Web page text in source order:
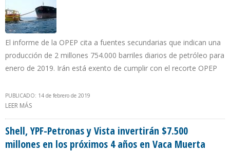
El informe de la OPEP cita a fuentes secundarias que indican una
producción de 2 millones 754.000 barriles diarios de petróleo para
enero de 2019. Irán está exento de cumplir con el recorte OPEP
PUBLICADO: 14 de febrero de 2019
LEER MÁS
Shell, YPF-Petronas y Vista invertirán $7.500
millones en los próximos 4 años en Vaca Muerta